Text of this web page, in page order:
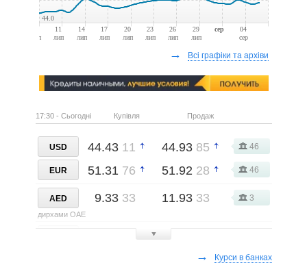
лип
11
лип
14
лип
17
лип
20
лип
23
лип
26
лип
29
лип
сер
04
сер
44.0
→ Всі графіки та архіви
17:30 - Сьогодні Купівля Продаж
USD 44.43 11 44.93 85 46
EUR 51.31 76 51.92 28 46
AED
дирхами ОАЕ
9.33 33 11.93 33 3
▼
→ Курси в банках